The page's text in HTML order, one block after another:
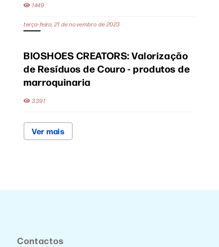
1449
terça-feira, 21 de novembro de 2023
BIOSHOES CREATORS: Valorização
de Resíduos de Couro - produtos de
marroquinaria
3391
Ver mais
Contactos